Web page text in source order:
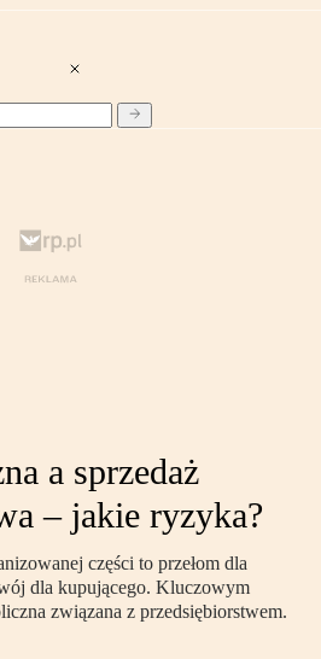
a sprzedaż
– jakie ryzyka?
części to przełom dla
dla kupującego. Kluczowym
związana z przedsiębiorstwem.